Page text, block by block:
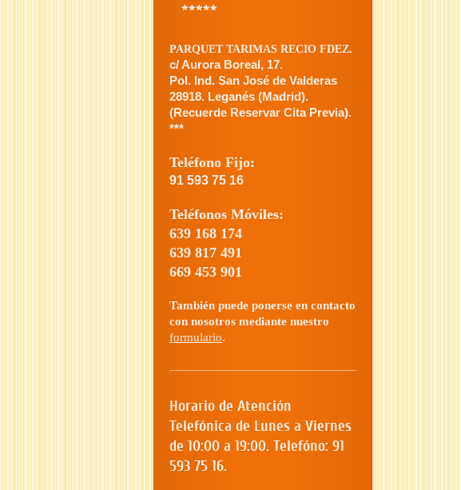
*****
PARQUET TARIMAS RECIO FDEZ.
c/ Aurora Boreal, 17.
Pol. Ind. San José de Valderas
28918. Leganés (Madrid).
(Recuerde Reservar Cita Previa).
***
Teléfono Fijo:
91 593 75 16
Teléfonos Móviles:
639 168 174
639 817 491
669 453 901
También puede ponerse en contacto
con nosotros mediante nuestro
formulario.
Horario de Atención
Telefónica de Lunes a Viernes
de 10:00 a 19:00. Telefóno: 91
593 75 16.